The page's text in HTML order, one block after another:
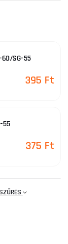
SG-55
395 Ft
55
375 Ft